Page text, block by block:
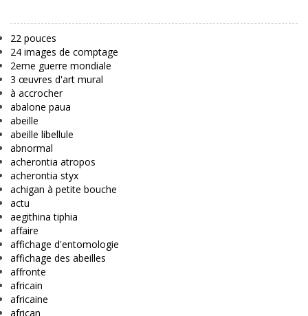
22 pouces
24 images de comptage
2eme guerre mondiale
3 œuvres d'art mural
à accrocher
abalone paua
abeille
abeille libellule
abnormal
acherontia atropos
acherontia styx
achigan à petite bouche
actu
aegithina tiphia
affaire
affichage d'entomologie
affichage des abeilles
affronte
africain
africaine
african